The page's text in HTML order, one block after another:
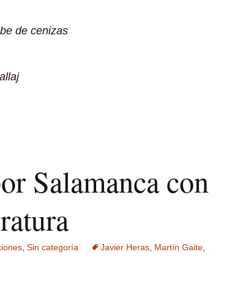
de cenizas
Salamanca con
Sin categoría Javier Heras Martín Gaite